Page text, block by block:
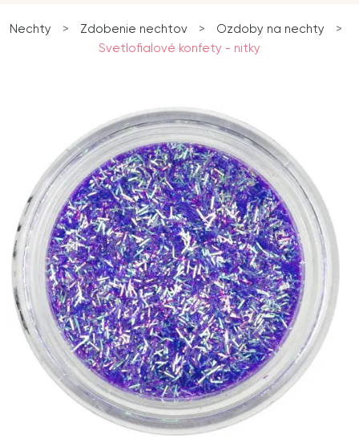
Nechty > Zdobenie nechtov > Ozdoby na nechty
>
Svetlofialové konfety - nitky